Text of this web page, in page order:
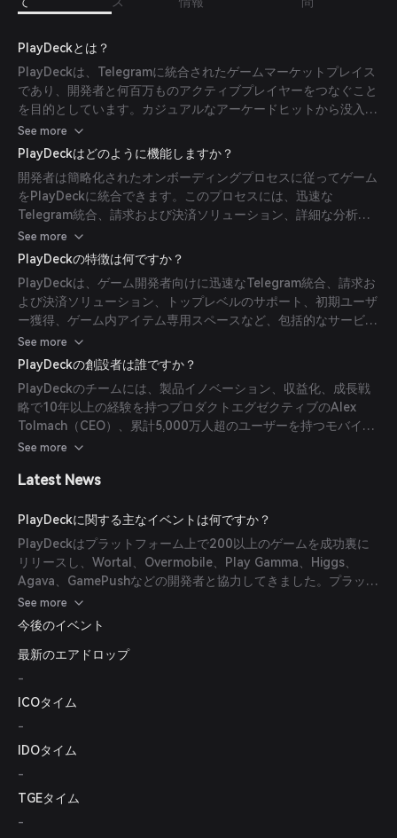
PlayDeckとは？
PlayDeckは、Telegramに統合されたゲームマーケットプレイス
であり、開発者と何百万ものアクティブプレイヤーをつなぐこと
を目的としています。カジュアルなアーケードヒットから没入型
のマルチプレイヤーアドベンチャーまで幅広いジャンルのゲーム
をサポートし、開発者向けのツール、最上級のサポート、実績の
あるマーケティングソリューションとシームレスに連携して、ゲ
ームの成功を支援します。
See more
PlayDeckはどのように機能しますか？
開発者は簡略化されたオンボーディングプロセスに従ってゲーム
をPlayDeckに統合できます。このプロセスには、迅速な
Telegram統合、請求および決済ソリューション、詳細な分析を
備えたプロモーションツールの利用が含まれます。プレイヤーは
Telegram内でこれらのゲームに直接アクセスしてプレイでき、
強力な支払いソリューションと信頼できる支払いを享受できま
す。
See more
PlayDeckの特徴は何ですか？
PlayDeckは、ゲーム開発者向けに迅速なTelegram統合、請求お
よび決済ソリューション、トップレベルのサポート、初期ユーザ
ー獲得、ゲーム内アイテム専用スペースなど、包括的なサービス
群を提供することで際立っています。また、The Open
PlatformエコシステムおよびTON Playとのパートナーシップに
より、そのリーチと能力が強化されています。
See more
PlayDeckの創設者は誰ですか？
PlayDeckのチームには、製品イノベーション、収益化、成長戦
略で10年以上の経験を持つプロダクトエグゼクティブのAlex
Tolmach（CEO）、累計5,000万人超のユーザーを持つモバイル
ゲームの立ち上げと運営経験があるAndrew Deltsov（プロデュ
イルゲームの立ち上げと運営に経験を持つIvan Rastorguev（起
経験を持ち、成長ハック、広告収益化、パートナー獲得に注力す
るTatiana Pershina（B2Bリード）が含まれています。
See more
Latest News
PlayDeckに関する主なイベントは何ですか？
PlayDeckはプラットフォーム上で200以上のゲームを成功裏に
リリースし、Wortal、Overmobile、Play Gamma、Higgs、
Agava、GamePushなどの開発者と協力してきました。プラット
フォームは650万人以上のプレイヤーを引きつけ、著しい成長と
採用を示しています。
See more
今後のイベント
最新のエアドロップ
-
ICOタイム
-
IDOタイム
-
TGEタイム
-